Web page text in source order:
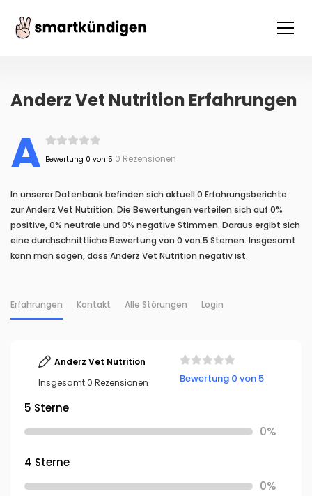
Anderz Vet Nutrition Erfahrungen
A Bewertung 0 von 5 0 Rezensionen
In unserer Datenbank befinden sich aktuell 0 Erfahrungsberichte
zur Anderz Vet Nutrition. Die Bewertungen verteilen sich auf 0%
positive, 0% neutrale und 0% negative Stimmen. Daraus ergibt sich
eine durchschnittliche Bewertung von 0 von 5 Sternen. Insgesamt
kann man sagen, dass Anderz Vet Nutrition negativ ist.
Erfahrungen Kontakt Alle Störungen Login
Anderz Vet Nutrition
Insgesamt 0 Rezensionen
Bewertung 0 von 5
5 Sterne
0%
4 Sterne
0%